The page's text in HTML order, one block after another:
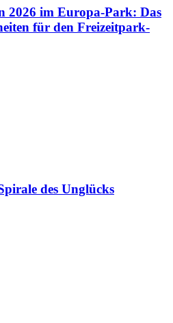
2026 im Europa-Park: Das
für den Freizeitpark-
des Unglücks